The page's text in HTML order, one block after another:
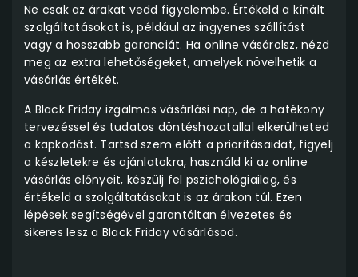
Ne csak az árakat vedd figyelembe. Értékeld a kínált
szolgáltatásokat is, például az ingyenes szállítást
vagy a hosszabb garanciát. Ha online vásárolsz, nézd
meg az extra lehetőségeket, amelyek növelhetik a
vásárlás értékét.
A Black Friday izgalmas vásárlási nap, de a hatékony
tervezéssel és tudatos döntéshozatallal elkerülheted
a kapkodást. Tartsd szem előtt a prioritásaidat, figyelj
a készletekre és ajánlatokra, használd ki az online
vásárlás előnyeit, készülj fel pszichológiailag, és
értékeld a szolgáltatásokat is az árakon túl. Ezen
lépések segítségével garantáltan élvezetes és
sikeres lesz a Black Friday vásárlásod.